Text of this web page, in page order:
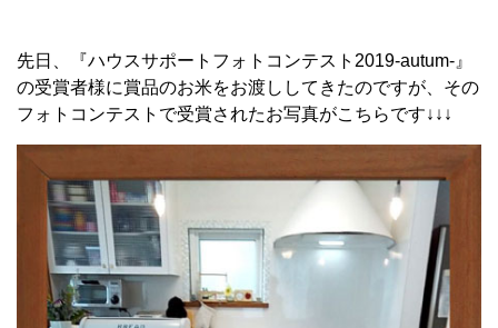
先日、『ハウスサポートフォトコンテスト2019-autum-』
の受賞者様に賞品のお米をお渡ししてきたのですが、その
フォトコンテストで受賞されたお写真がこちらです↓↓↓